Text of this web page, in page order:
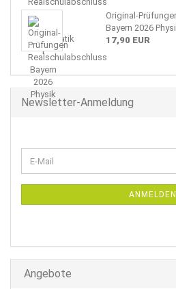
Original-
Bayern 2026
17,90 EUR
Newsletter-Anmeldung
ZUR
E-
Mail
ANMELDEN
Angebote